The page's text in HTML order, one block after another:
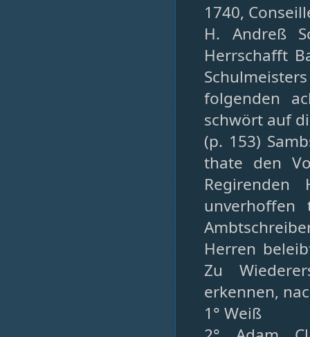
1740,
H. Andreß
Herrschafft
folgenden
schwört auf
(p. 153)
thate den
Regirenden
unverhoffen
Herren
Zu
erkennen,
1° Weiß